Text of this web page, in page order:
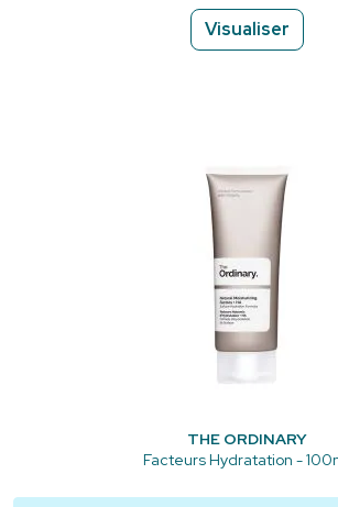
Visualiser
THE ORDINARY
Facteurs Hydratation -